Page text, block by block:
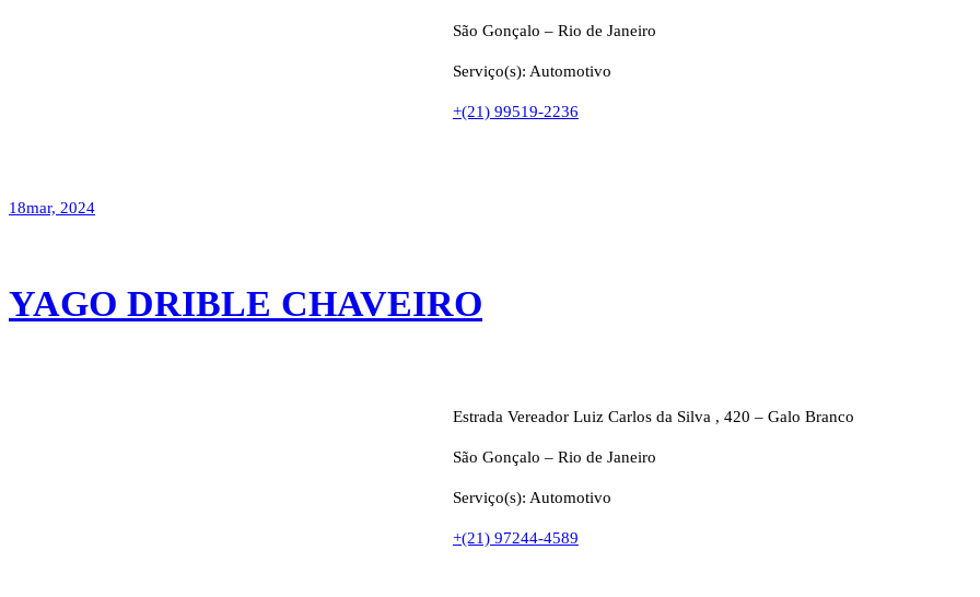
São Gonçalo – Rio de Janeiro
Serviço(s): Automotivo
+(21) 99519-2236
18mar, 2024
YAGO DRIBLE CHAVEIRO
Estrada Vereador Luiz Carlos da Silva , 420 – Galo Branco
São Gonçalo – Rio de Janeiro
Serviço(s): Automotivo
+(21) 97244-4589